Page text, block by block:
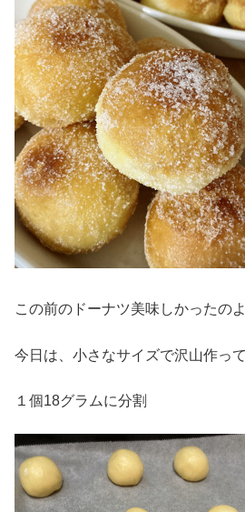
この前のドーナツ美味しかったの
今日は、小さなサイズで沢山作って
１個18グラムに分割